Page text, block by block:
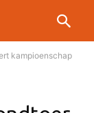
kampioenschap